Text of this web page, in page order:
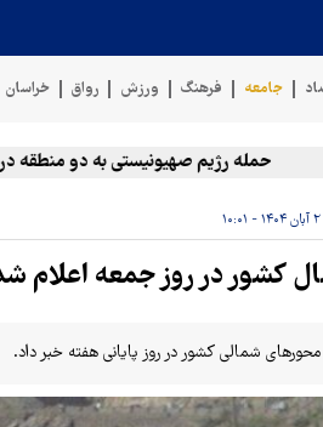
جامعه فرهنگ ورزش رواق خراسان
حمله رژیم صهیونیستی به دو منطقه در
۲ آبان ۱۴۰۴ - ۱۰:۰۱
کشور در روز جمعه اعلام
شمالی کشور در روز پایانی هفته خبر داد.